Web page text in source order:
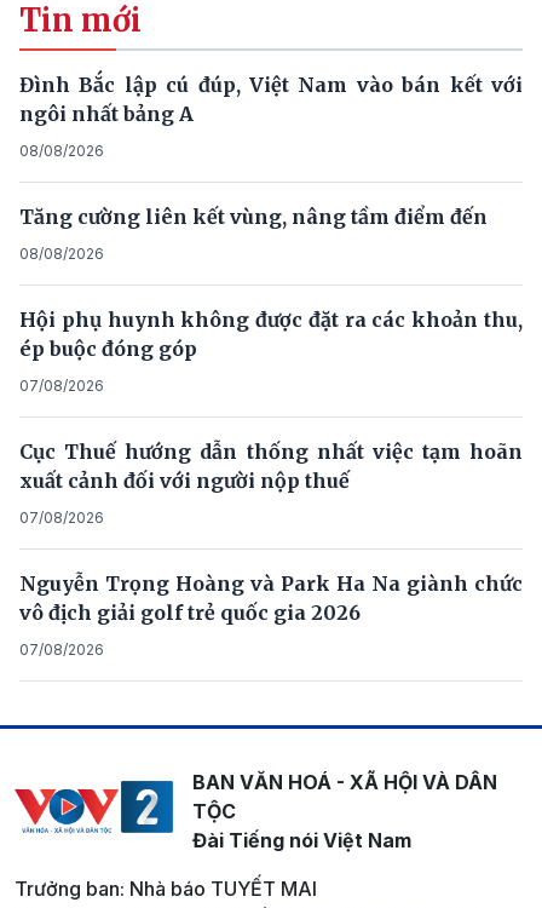
Tin mới
Đình Bắc lập cú đúp, Việt Nam vào bán kết với
ngôi nhất bảng A
08/08/2026
Tăng cường liên kết vùng, nâng tầm điểm đến
08/08/2026
Hội phụ huynh không được đặt ra các khoản thu,
ép buộc đóng góp
07/08/2026
Cục Thuế hướng dẫn thống nhất việc tạm hoãn
xuất cảnh đối với người nộp thuế
07/08/2026
Nguyễn Trọng Hoàng và Park Ha Na giành chức
vô địch giải golf trẻ quốc gia 2026
07/08/2026
BAN VĂN HOÁ - XÃ HỘI VÀ DÂN
TỘC
Đài Tiếng nói Việt Nam
Trưởng ban: Nhà báo TUYẾT MAI